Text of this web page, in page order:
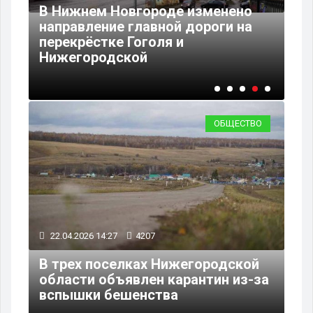
В Нижнем Новгороде изменено
направление главной дороги на
перекрёстке Гоголя и
Нижегородской
ОБЩЕСТВО
22.04.2026 14:27 4207
В трех поселках Нижегородской
области объявлен карантин из-за
вспышки бешенства